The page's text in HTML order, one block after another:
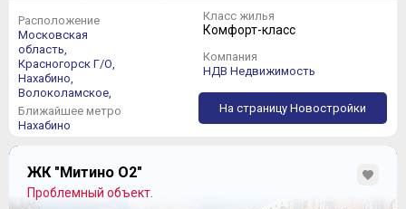
Расположение
Московская
область,
Красногорск Г/О,
Нахабино,
Волоколамское,
Ближайшее метро
Нахабино
Класс жилья
Комфорт-класс
Компания
НДВ Недвижимость
На страницу Новостройки
ЖК "Митино О2"
Проблемный объект.